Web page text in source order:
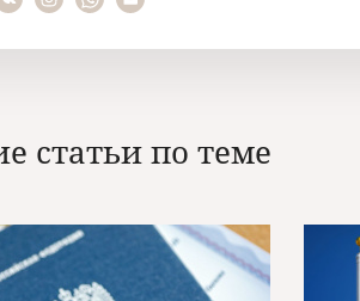
статьи по теме